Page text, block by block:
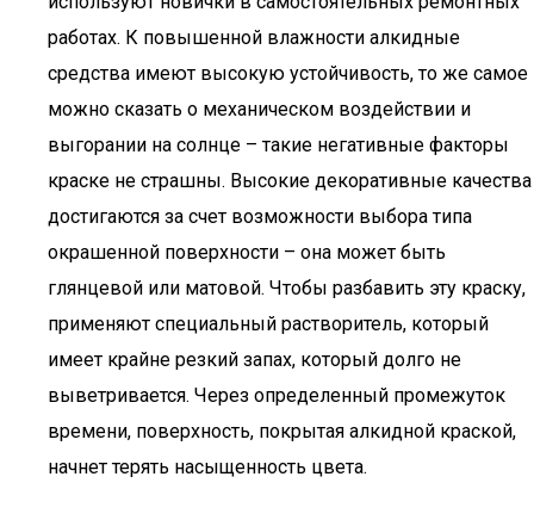
работах. К повышенной влажности алкидные
средства имеют высокую устойчивость, то же самое
можно сказать о механическом воздействии и
выгорании на солнце – такие негативные факторы
краске не страшны. Высокие декоративные качества
достигаются за счет возможности выбора типа
окрашенной поверхности – она может быть
глянцевой или матовой. Чтобы разбавить эту краску,
применяют специальный растворитель, который
имеет крайне резкий запах, который долго не
выветривается. Через определенный промежуток
времени, поверхность, покрытая алкидной краской,
начнет терять насыщенность цвета.